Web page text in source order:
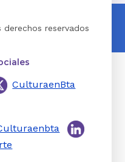
reservados
CulturaenBta